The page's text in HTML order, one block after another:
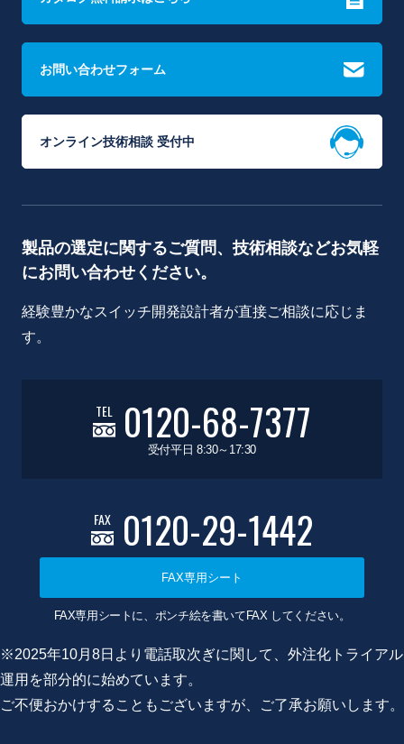
お問い合わせフォーム
オンライン技術相談 受付中
製品の選定に関するご質問、技術相談などお気軽
にお問い合わせください。
経験豊かなスイッチ開発設計者が直接ご相談に応じま
す。
TEL 0120-68-7377
受付平日 8:30～17:30
FAX 0120-29-1442
FAX専用シート
FAX専用シートに、ポンチ絵を書いてFAX してください。
※2025年10月8日より電話取次ぎに関して、外注化トライアル
運用を部分的に始めています。
ご不便おかけすることもございますが、ご了承お願いします。